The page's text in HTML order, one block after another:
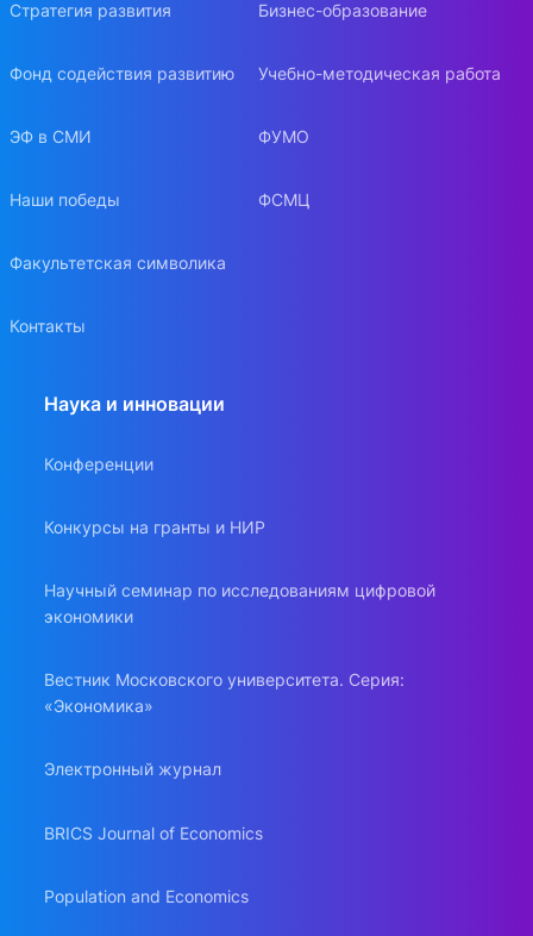
Стратегия развития
Фонд содействия развитию
ЭФ в СМИ
Наши победы
Факультетская символика
Контакты
Бизнес-образование
Учебно-методическая работа
ФУМО
ФСМЦ
Наука и инновации
Конференции
Конкурсы на гранты и НИР
Научный семинар по исследованиям цифровой
экономики
Вестник Московского университета. Серия:
«Экономика»
Электронный журнал
BRICS Journal of Economics
Population and Economics